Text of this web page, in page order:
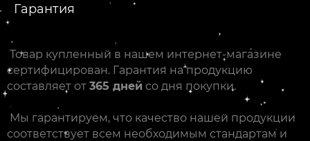
Гарантия
Товар купленный в нашем интернет-магазине
сертифицирован. Гарантия на продукцию
составляет от 365 дней со дня покупки.
Мы гарантируем, что качество нашей продукции
соответствует всем необходимым стандартам и